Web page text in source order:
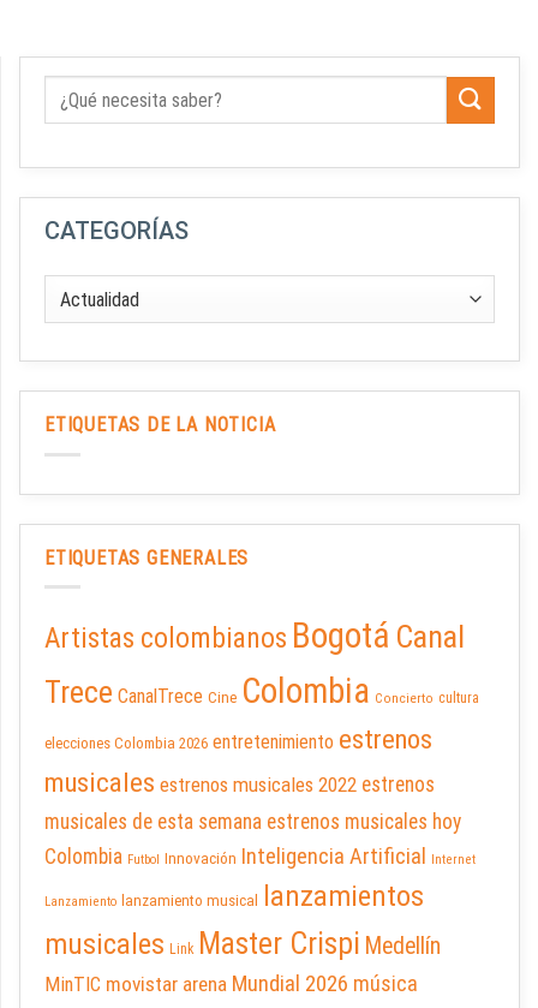
CATEGORÍAS
ETIQUETAS DE LA NOTICIA
ETIQUETAS GENERALES
Artistas colombianos Bogotá Canal
Trece CanalTrece Cine Colombia Concierto cultura
elecciones Colombia 2026 entretenimiento estrenos
musicales estrenos musicales 2022 estrenos
musicales de esta semana estrenos musicales hoy
Colombia Futbol Innovación Inteligencia Artificial Internet
Lanzamiento lanzamiento musical
lanzamientos
musicales Link Master Crispi Medellín
MinTIC movistar arena Mundial 2026 música